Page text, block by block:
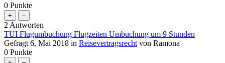
0 Punkte
2 Antworten
TUI Flugumbuchung Flugzeiten Umbuchung um 9 Stunden
Gefragt 6, Mai 2018 in Reisevertragsrecht von Ramona
0 Punkte